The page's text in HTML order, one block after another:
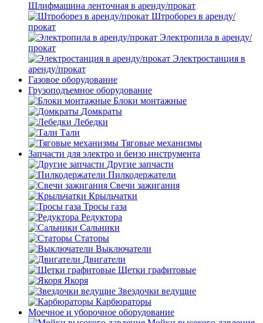
Шлифмашина ленточная в аренду/прокат
Штроборез в аренду/
прокат
Электропила в аренду/
прокат
Электростанция в
аренду/прокат
Газовое оборудование
Грузоподъемное оборудование
Блоки монтажные
Домкраты
Лебедки
Тали
Тяговые механизмы
Запчасти для электро и бензо инструмента
Другие запчасти
Пилкодержатели
Свечи зажигания
Крыльчатки
Тросы газа
Редуктора
Сальники
Статоры
Выключатели
Двигатели
Щетки графитовые
Якоря
Звездочки ведущие
Карбюраторы
Моечное и уборочное оборудование